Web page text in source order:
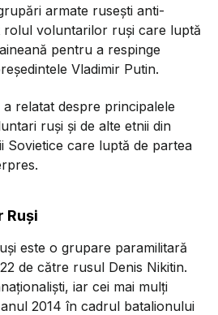
armate rusești anti-
rolul voluntarilor ruși care luptă
pentru a respinge
Vladimir Putin.
a relatat despre principalele
ruși și de alte etnii din
Sovietice care luptă de partea
Ruşi
este o grupare paramilitară
de către rusul Denis Nikitin.
iar cei mai mulți
2014 în cadrul batalionului